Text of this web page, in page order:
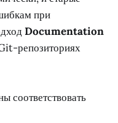
при
Documentation
репозиториях
соответствовать